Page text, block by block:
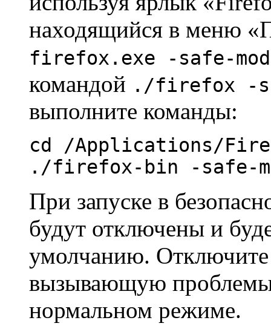
находящийся в меню
firefox.exe -safe-
командой ./firefox -
выполните команды:
cd /Applications/
./firefox-bin -safe-
При запуске в
будут отключены и
умолчанию.
вызывающую проблемы
нормальном режиме.